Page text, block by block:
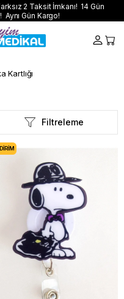
2 Taksit İmkanı! 14 Gün
Gün Kargo!
Kartlığı
Filtreleme